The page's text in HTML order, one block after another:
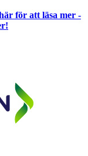
för att läsa mer -